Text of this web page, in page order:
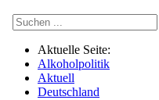
Aktuelle Seite:
Alkoholpolitik
Aktuell
Deutschland